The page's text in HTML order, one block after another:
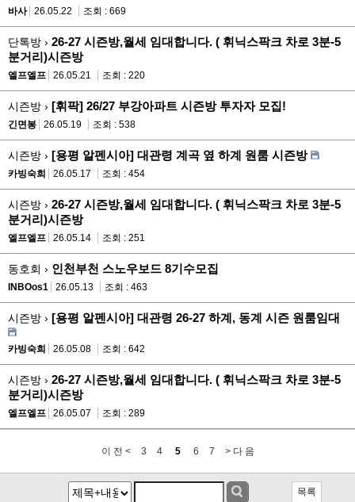
바사 26.05.22 조회 : 669
단톡방 › 26-27 시즌방,월세 임대합니다. ( 휘닉스팍크 차로 3분-5
분거리)시즌방
엘프엘프 26.05.21 조회 : 220
시즌방 › [휘팍] 26/27 부강아파트 시즌방 투자자 모집!
긴면봉 26.05.19 조회 : 538
시즌방 › [용평 알펜시아] 대관령 계곡 옆 하계 원룸 시즌방
카빙숙희 26.05.17 조회 : 454
시즌방 › 26-27 시즌방,월세 임대합니다. ( 휘닉스팍크 차로 3분-5
분거리)시즌방
엘프엘프 26.05.14 조회 : 251
동호회 › 인천부천 스노우보드 8기수모집
INBOos1 26.05.13 조회 : 463
시즌방 › [용평 알펜시아] 대관령 26-27 하계, 동계 시즌 원룸임대
카빙숙희 26.05.08 조회 : 642
시즌방 › 26-27 시즌방,월세 임대합니다. ( 휘닉스팍크 차로 3분-5
분거리)시즌방
엘프엘프 26.05.07 조회 : 289
이 전 < 3 4 5 6 7 > 다 음
목록